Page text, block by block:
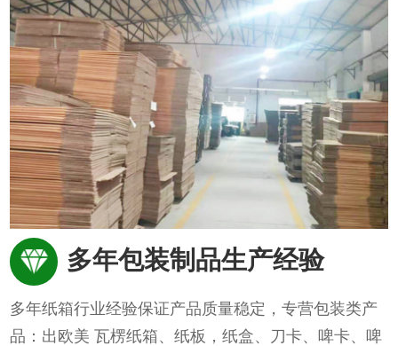
多年包装制品生产经验
多年纸箱行业经验保证产品质量稳定，专营包装类产
品：出欧美 瓦楞纸箱、纸板，纸盒、刀卡、啤卡、啤